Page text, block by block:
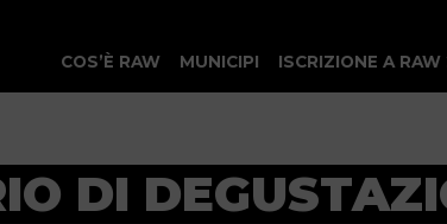
COS’È RAW
MUNICIPI ISCRIZIONE A
DI